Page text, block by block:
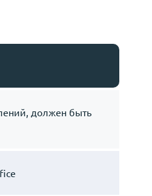
должен быть